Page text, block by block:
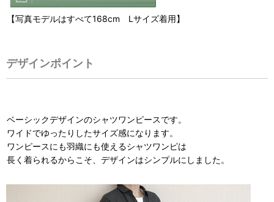
【写真モデルはすべて168cm Lサイズ着用】
デザインポイント
ベーシックデザインのシャツワンピースです。
ワイドでゆったりしたサイズ感になります。
ワンピースにも羽織にも使えるシャツワンピは
長く着られるからこそ、デザインはシンプルにしました。